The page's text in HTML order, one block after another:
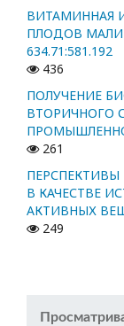
ВИТАМИННАЯ
ПЛОДОВ
634.71:581.192
436
ПОЛУЧЕНИЕ
ВТОРИЧНОГО
261
ПЕРСПЕКТИВЫ
В КАЧЕСТВЕ
АКТИВНЫХ
249